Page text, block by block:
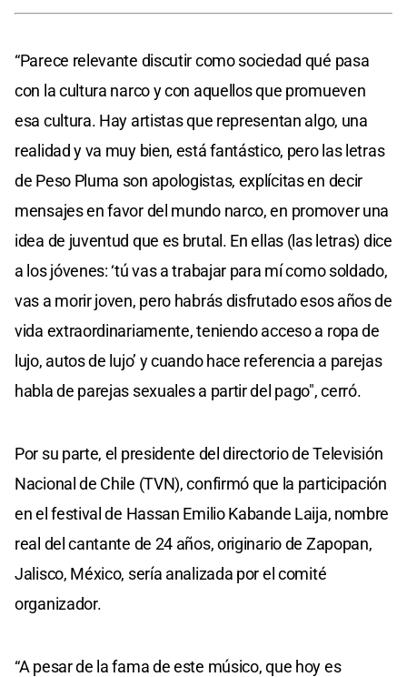
“Parece relevante discutir como sociedad qué pasa
con la cultura narco y con aquellos que promueven
esa cultura. Hay artistas que representan algo, una
realidad y va muy bien, está fantástico, pero las letras
de Peso Pluma son apologistas, explícitas en decir
mensajes en favor del mundo narco, en promover una
idea de juventud que es brutal. En ellas (las letras) dice
a los jóvenes: ‘tú vas a trabajar para mí como soldado,
vas a morir joven, pero habrás disfrutado esos años de
vida extraordinariamente, teniendo acceso a ropa de
lujo, autos de lujo’ y cuando hace referencia a parejas
habla de parejas sexuales a partir del pago", cerró.
Por su parte, el presidente del directorio de Televisión
Nacional de Chile (TVN), confirmó que la participación
en el festival de Hassan Emilio Kabande Laija, nombre
real del cantante de 24 años, originario de Zapopan,
Jalisco, México, sería analizada por el comité
organizador.
“A pesar de la fama de este músico, que hoy es